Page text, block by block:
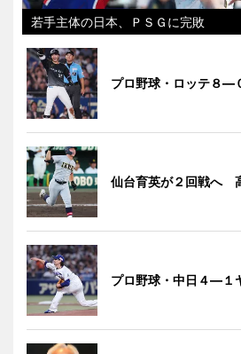
若手主体の日本、ＰＳＧに完敗
プロ野球・ロッテ８―
仙台育英が２回戦へ
プロ野球・中日４―１